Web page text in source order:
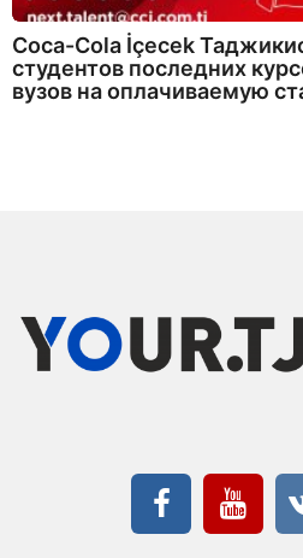
Coca-Cola İçecek
студентов последних
вузов на оплачиваемую